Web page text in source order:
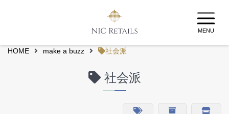
MENU
HOME make a buzz 社会派
社会派